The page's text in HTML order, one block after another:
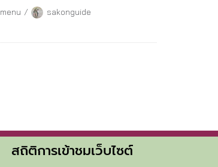
menu sakonguide
สถิติการเข้าชมเว็บไซต์